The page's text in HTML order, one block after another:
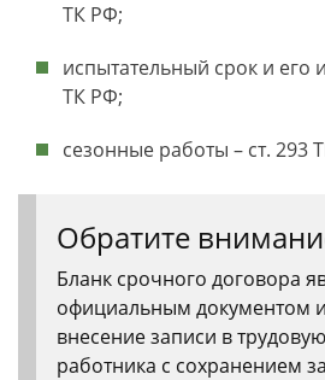
ТК РФ;
испытательный срок и его
ТК РФ;
сезонные работы – ст. 293
Обратите
Бланк срочного договора
официальным документом
внесение записи в
работника с сохранением